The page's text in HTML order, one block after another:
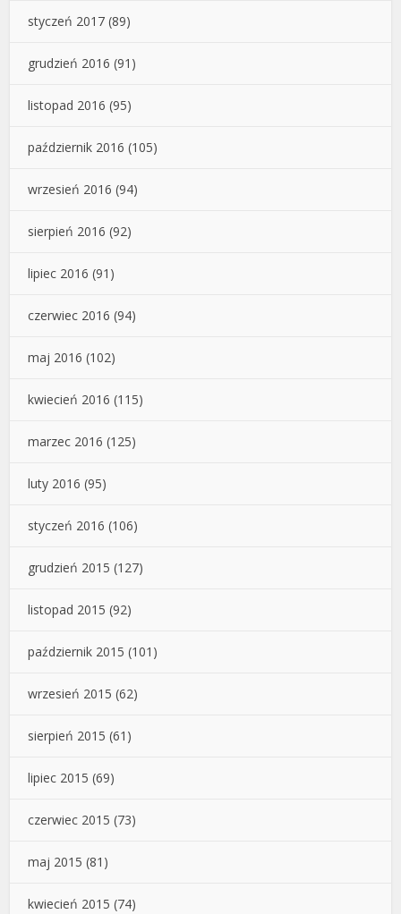
styczeń 2017 (89)
grudzień 2016 (91)
listopad 2016 (95)
październik 2016 (105)
wrzesień 2016 (94)
sierpień 2016 (92)
lipiec 2016 (91)
czerwiec 2016 (94)
maj 2016 (102)
kwiecień 2016 (115)
marzec 2016 (125)
luty 2016 (95)
styczeń 2016 (106)
grudzień 2015 (127)
listopad 2015 (92)
październik 2015 (101)
wrzesień 2015 (62)
sierpień 2015 (61)
lipiec 2015 (69)
czerwiec 2015 (73)
maj 2015 (81)
kwiecień 2015 (74)